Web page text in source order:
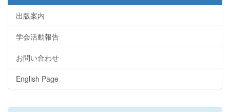
出版案内
学会活動報告
お問い合わせ
English Page